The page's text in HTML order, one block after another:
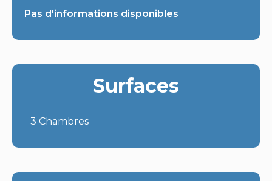
Pas d'informations disponibles
Surfaces
3 Chambres